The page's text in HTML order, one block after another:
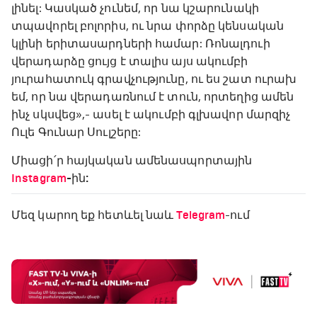
լինել: Կասկած չունեմ, որ նա կշարունակի
տպավորել բոլորիս, ու նրա փորձը կենսական
կլինի երիտասարդների համար: Ռոնալդուի
վերադարձը ցույց է տալիս այս ակումբի
յուրահատուկ գրավչությունը, ու ես շատ ուրախ
եմ, որ նա վերադառնում է տուն, որտեղից ամեն
ինչ սկսվեց»,- ասել է ակումբի գլխավոր մարզիչ
Ուլե Գունար Սուլշերը:
Միացի՛ր հայկական ամենասպորտային
Instagram-ին:
Մեզ կարող եք հետևել նաև Telegram-ում